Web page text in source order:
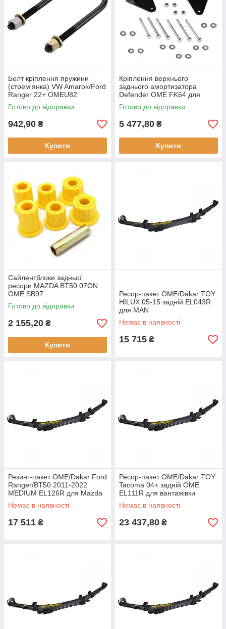
Болт кріплення пружини
(стрем'янка) VW Amarok/Ford
Ranger 22+ OMEU82
Готово до відправки
942,90 ₴
Купити
Кріплення верхнього
заднього амортизатора
Defender OME FK64 для
позашляховиків
Готово до відправки
5 477,80 ₴
Купити
Сайлентблоки задньої
ресори MAZDA BT50 07ON
ОМЕ SB97
Готово до відправки
2 155,20 ₴
Купити
Ресор-пакет OME/Dakar TOY
HILUX 05-15 задній EL043R
для MAN
Немає в наявності
15 715 ₴
Резинг-пакет OME/Dakar Ford
Ranger/BT50 2011-2022
MEDIUM EL126R для Mazda
Немає в наявності
17 511 ₴
Ресор-пакет OME/Dakar TOY
Tacoma 04+ задній OME
EL111R для вантажівки
Немає в наявності
23 437,80 ₴